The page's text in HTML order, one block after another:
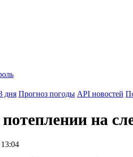
дня Прогноз погоды API новостей
на